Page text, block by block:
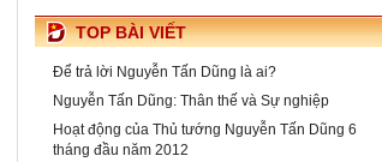
TOP BÀI VIẾT
Để trả lời Nguyễn Tấn Dũng là ai?
Nguyễn Tấn Dũng: Thân thế và Sự nghiệp
Hoạt động của Thủ tướng Nguyễn Tấn Dũng 6
tháng đầu năm 2012